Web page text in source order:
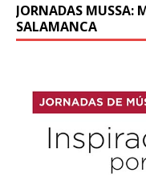
JORNADAS MUSSA:
SALAMANCA